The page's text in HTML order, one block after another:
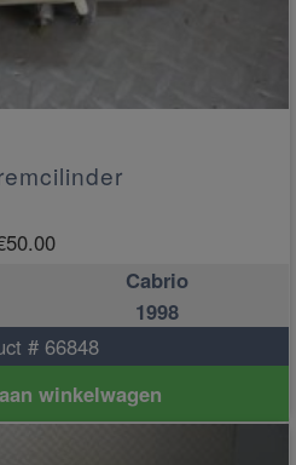
50.00
Cabrio
1998
# 66848
winkelwagen